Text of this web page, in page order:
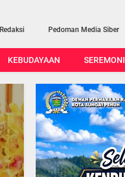
Redaksi Pedoman Media Siber
KEBUDAYAAN SEREMONI